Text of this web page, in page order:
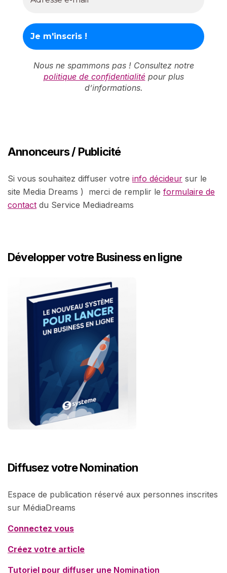
Nous ne spammons pas ! Consultez notre
politique de confidentialitépour plus
d’informations.
Annonceurs / Publicité
Si vous souhaitez diffuser votre info décideur sur le
site Media Dreams ) merci de remplir le formulaire de
contact du Service Mediadreams
Développer votre Business en ligne
Diffusez votre Nomination
Espace de publication réservé aux personnes inscrites
sur MédiaDreams
Connectez vous
Créez votre article
Tutoriel pour diffuser une Nomination